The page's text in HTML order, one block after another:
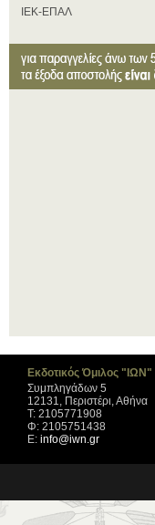
ΙΕΚ-ΕΠΑΛ
Εκδοτικός Όμιλος "ΙΩΝ"
Συμπληγάδων 5
12131, Περιστέρι, Αθήνα
Τ: 2105771908
Φ: 2105751438
Ε: info@iwn.gr